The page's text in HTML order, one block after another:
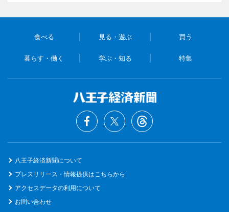
食べる 見る・遊ぶ 買う
暮らす・働く 学ぶ・知る 特集
八王子経済新聞について
プレスリリース・情報提供はこちらから
アクセスデータの利用について
お問い合わせ